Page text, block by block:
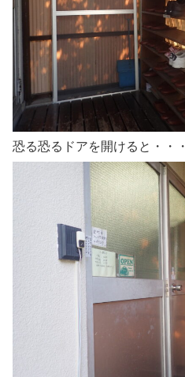
恐る恐るドアを開けると・・・